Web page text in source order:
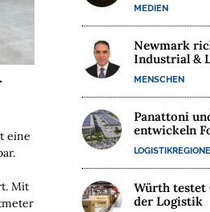
eine
Mit
MEDIEN
Newmark
Industrial &
MENSCHEN
Panattoni
entwickeln
Würth testet
der Logistik